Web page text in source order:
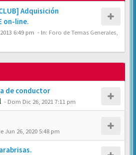
Adquisición
on-line.
6:49 pm - In: Foro de Temas Generales,
de conductor
- Dom Dic 26, 2021 7:11 pm
Jun 26, 2020 5:48 pm